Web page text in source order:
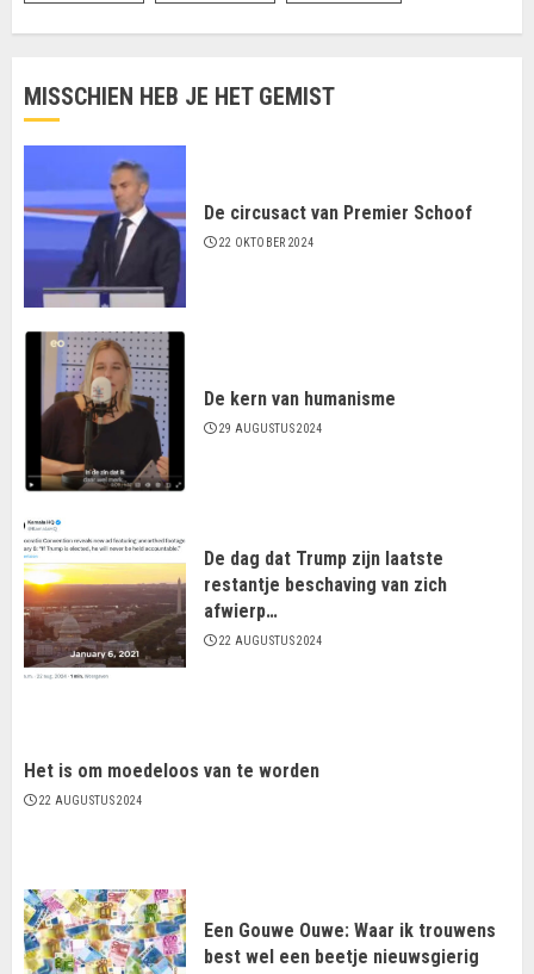
MISSCHIEN HEB JE HET GEMIST
De circusact van Premier Schoof
22 OKTOBER 2024
De kern van humanisme
29 AUGUSTUS 2024
De dag dat Trump zijn laatste
restantje beschaving van zich
afwierp…
22 AUGUSTUS 2024
Het is om moedeloos van te worden
22 AUGUSTUS 2024
Een Gouwe Ouwe: Waar ik trouwens
best wel een beetje nieuwsgierig